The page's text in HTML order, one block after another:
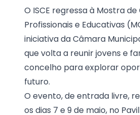
O ISCE regressa à Mostra
Profissionais e Educativas
iniciativa da Câmara
que volta a reunir jovens e
concelho para explorar
futuro.
O evento, de entrada livre,
os dias 7 e 9 de maio, no